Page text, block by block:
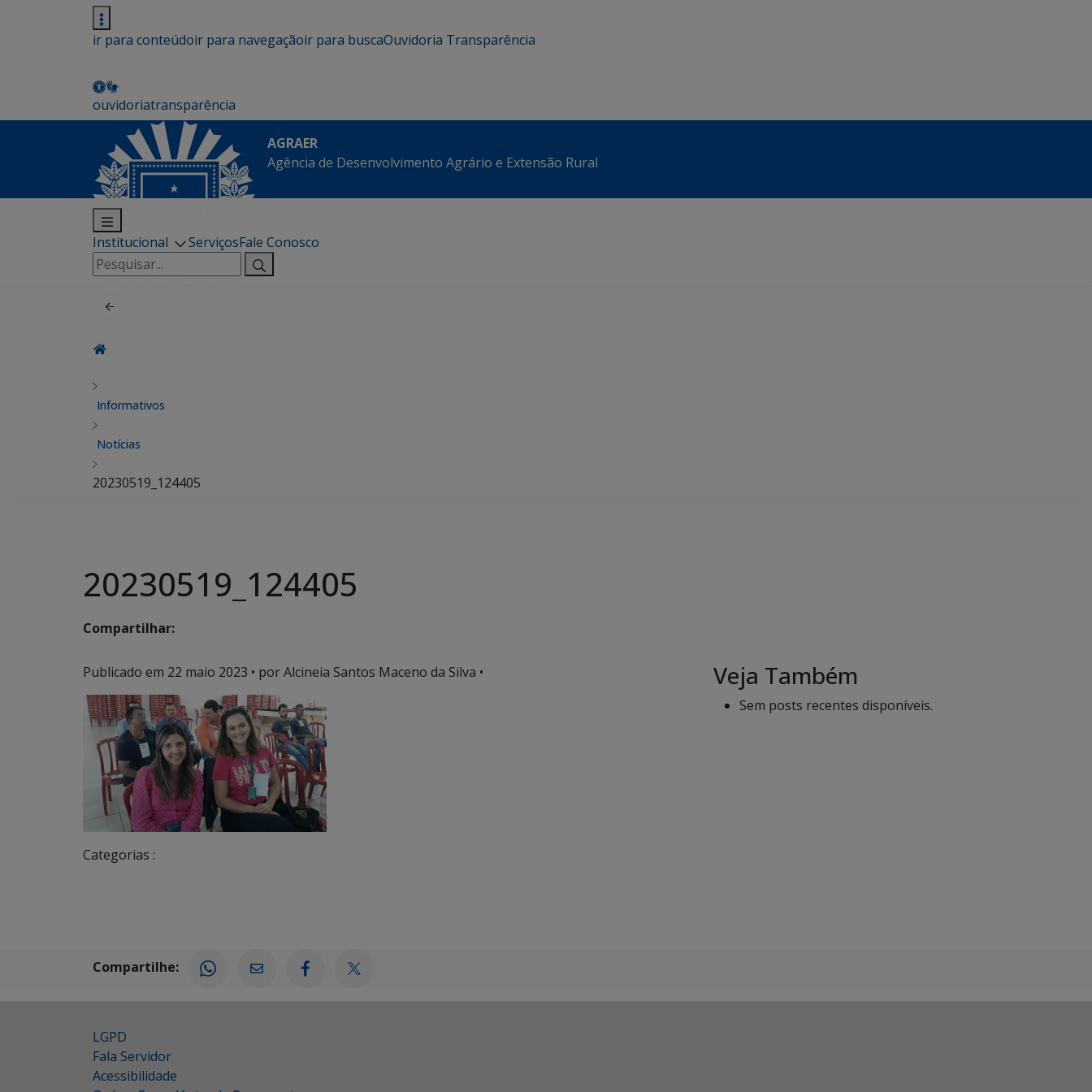
ir para conteúdoir para navegaçãoir para buscaOuvidoria Transparência
ouvidoriatransparência
AGRAER
Agência de Desenvolvimento Agrário e Extensão Rural
Institucional ServiçosFale Conosco
Pesquisar
por:
Informativos
Notícias
20230519_124405
20230519_124405
Compartilhar:
Publicado em 22 maio 2023 • por Alcineia Santos Maceno da Silva •
Categorias :
Veja Também
Sem posts recentes disponíveis.
Compartilhe:
LGPD
Fala Servidor
Acessibilidade